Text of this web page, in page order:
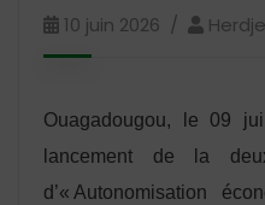
10 juin 2026
Ouagadougou, le 09
lancement de la
d’« Autonomisation